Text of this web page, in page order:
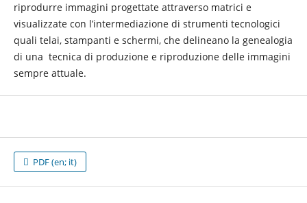
riprodurre immagini progettate attraverso matrici e
visualizzate con l’intermediazione di strumenti tecnologici
quali telai, stampanti e schermi, che delineano la genealogia
di una tecnica di produzione e riproduzione delle immagini
sempre attuale.
PDF (en; it)